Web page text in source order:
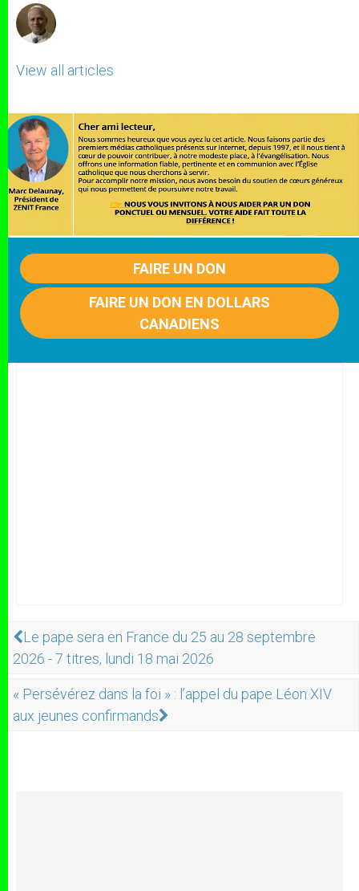
View all articles
FAIRE UN DON
FAIRE UN DON EN DOLLARS
CANADIENS
Le pape sera en France du 25 au 28 septembre
2026 - 7 titres, lundi 18 mai 2026
« Persévérez dans la foi » : l’appel du pape Léon XIV
aux jeunes confirmands